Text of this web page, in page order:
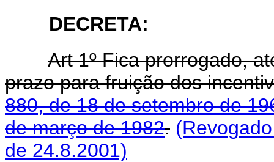
DECRETA:
Art 1º Fica prorrogado,
prazo para fruição dos
880, de 18 de setembro de
de março de 1982.
de 24.8.2001)